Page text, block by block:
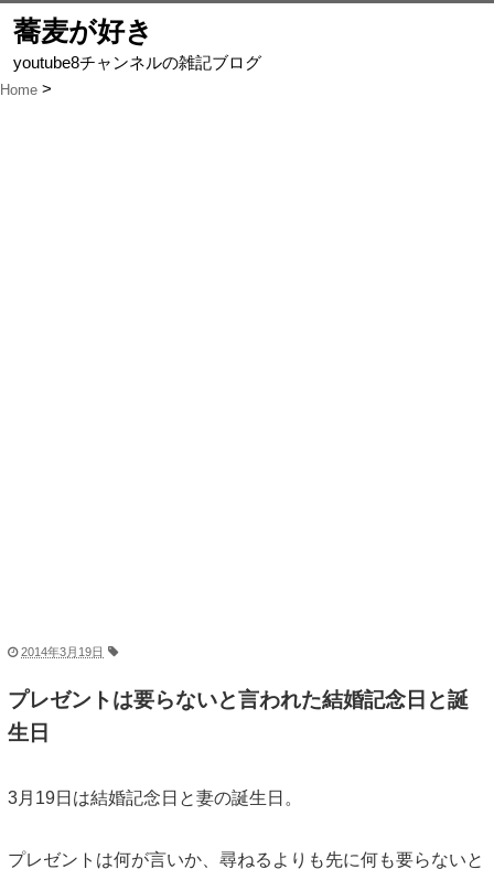
蕎麦が好き
youtube8チャンネルの雑記ブログ
Home
2014年3月19日
プレゼントは要らないと言われた結婚記念日と誕
生日
3月19日は結婚記念日と妻の誕生日。
プレゼントは何が言いか、尋ねるよりも先に何も要らないと